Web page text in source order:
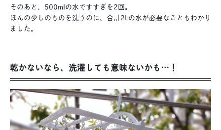
そのあと、500mlの水ですすぎを2回。
ほんの少しのものを洗うのに、合計2Lの水が必要なこともわかり
ました。
乾かないなら、洗濯しても意味ないかも…！